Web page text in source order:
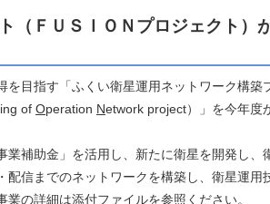
（ＦＵＳＩＯＮプロジェクト）
目指す「ふくい衛星運用ネットワーク構築
of Operation Network project）」を今年度
補助金」を活用し、新たに衛星を開発し、
信までのネットワークを構築し、衛星運用
の詳細は添付ファイルを参照ください。